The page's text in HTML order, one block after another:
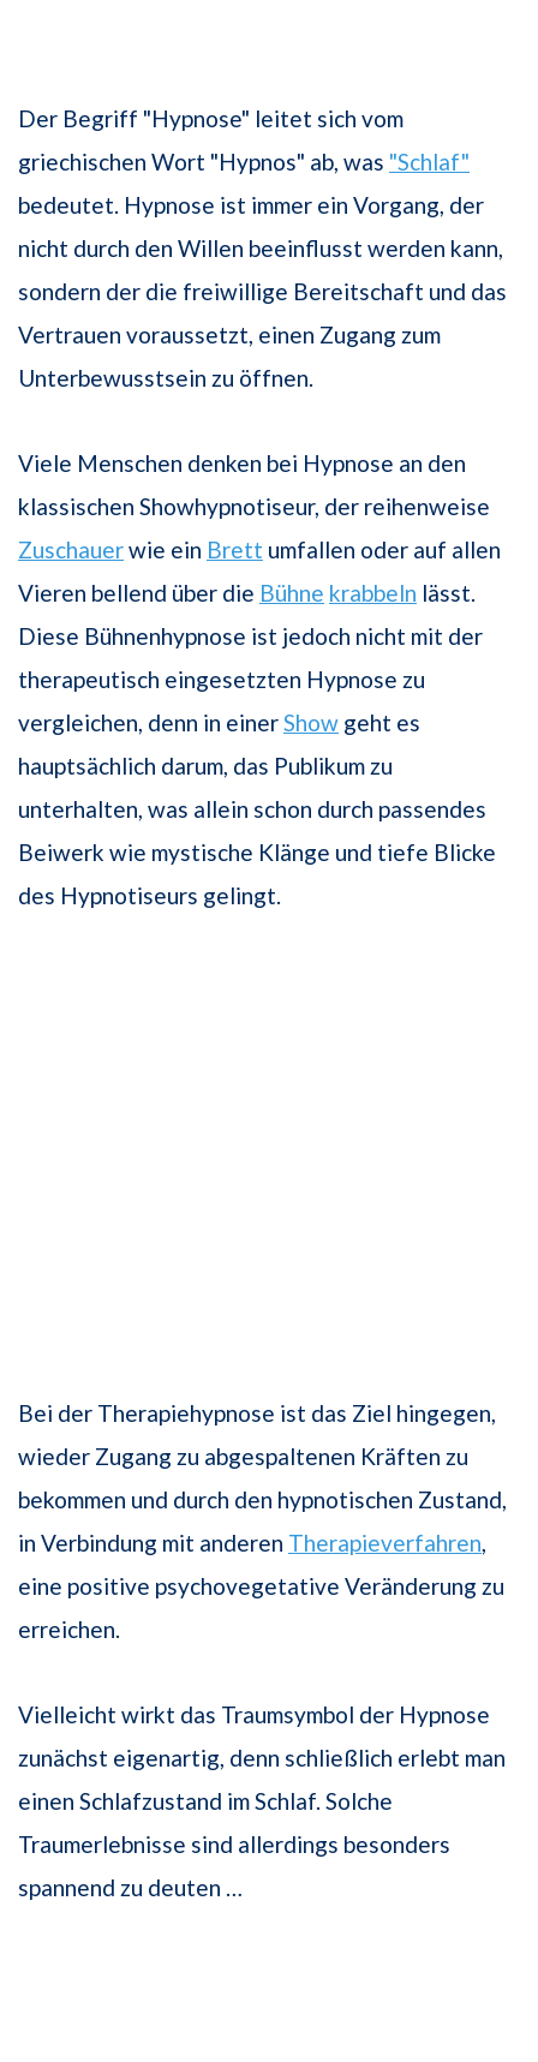
Der Begriff "Hypnose" leitet sich vom
griechischen Wort "Hypnos" ab, was "Schlaf"
bedeutet. Hypnose ist immer ein Vorgang, der
nicht durch den Willen beeinflusst werden kann,
sondern der die freiwillige Bereitschaft und das
Vertrauen voraussetzt, einen Zugang zum
Unterbewusstsein zu öffnen.
Viele Menschen denken bei Hypnose an den
klassischen Showhypnotiseur, der reihenweise
Zuschauerwie ein Brett umfallen oder auf allen
Vieren bellend über die Bühne krabbeln lässt.
Diese Bühnenhypnose ist jedoch nicht mit der
therapeutisch eingesetzten Hypnose zu
vergleichen, denn in einerShow geht es
hauptsächlich darum, das Publikum zu
unterhalten, was allein schon durch passendes
Beiwerk wie mystische Klänge und tiefe Blicke
des Hypnotiseurs gelingt.
Bei der Therapiehypnose ist das Ziel hingegen,
wieder Zugang zu abgespaltenen Kräften zu
bekommen und durch den hypnotischen Zustand,
in Verbindung mit anderen Therapieverfahren,
eine positive psychovegetative Veränderung zu
erreichen.
Vielleicht wirkt das Traumsymbol der Hypnose
zunächst eigenartig, denn schließlich erlebt man
einen Schlafzustand im Schlaf. Solche
Traumerlebnisse sind allerdings besonders
spannend zu deuten …